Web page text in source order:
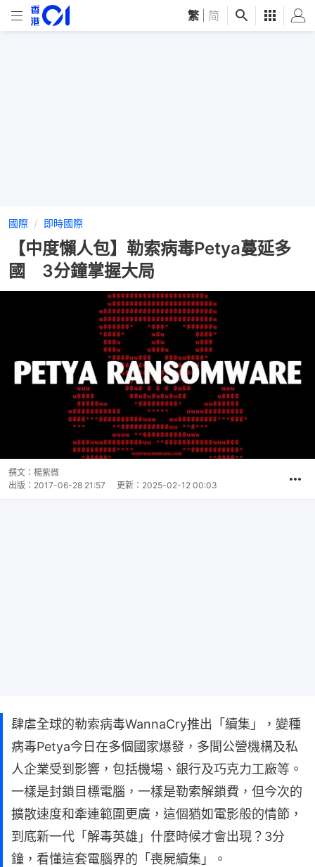
繁 简
國際 即時國際
【中度懶人包】勒索病毒Petya蔓延多
國 3分鐘掌握大局
撰文： 楊紫微
出版： 2017-06-28 21:57 更新： 2025-02-12 00:03
肆虐全球的勒索病毒WannaCry推出「續集」，變種
病毒Petya今日在多個國家爆發，多間公營機構及私
人企業受到影響，包括機場、銀行及巧克力工廠等。
一樣是封鎖目標電腦，一樣是勒索解鎖費，但今次的
擴散速度和牽連範圍更廣，這個猶如電影般的情節，
到底新一代「解毒英雄」什麼時候才會出現？3分
鐘，看懂這套電腦界的「喪屍續集」。